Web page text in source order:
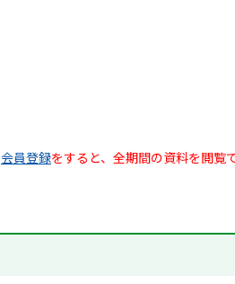
会員登録をすると、全期間の資料を閲覧